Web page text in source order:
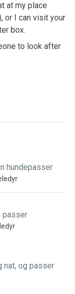
at my place
or I can visit your
box.
to look after
hundepasser
passer
nat, og passer